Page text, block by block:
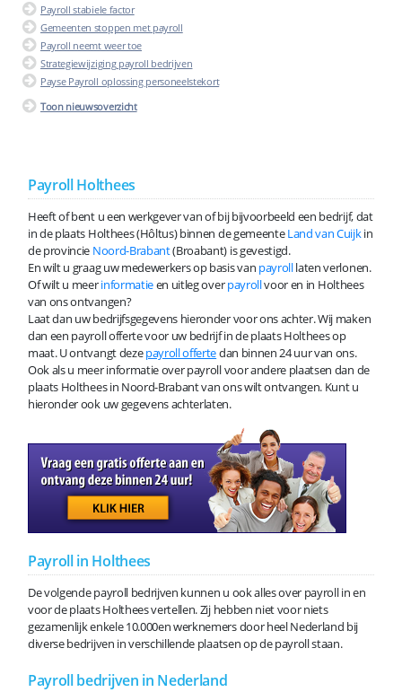
Payroll stabiele factor
Gemeenten stoppen met payroll
Payroll neemt weer toe
Strategiewijziging payroll bedrijven
Payse Payroll oplossing personeelstekort
Toon nieuwsoverzicht
Payroll Holthees
Heeft of bent u een werkgever van of bij bijvoorbeeld een bedrijf, dat
in de plaats Holthees (Hôltus) binnen de gemeenteLand van Cuijkin
de provincie Noord-Brabant(Broabant) is gevestigd.
En wilt u graag uw medewerkers op basis van payrolllaten verlonen.
Of wilt u meerinformatieen uitleg overpayrollvoor en in Holthees
van ons ontvangen?
Laat dan uw bedrijfsgegevens hieronder voor ons achter. Wij maken
dan een payroll offerte voor uw bedrijf in de plaats Holthees op
maat. U ontvangt dezepayroll offertedan binnen 24 uur van ons.
Ook als u meer informatie over payroll voor andere plaatsen dan de
plaats Holthees in Noord-Brabant van ons wilt ontvangen. Kunt u
hieronder ook uw gegevens achterlaten.
Payroll in Holthees
De volgende payroll bedrijven kunnen u ook alles over payroll in en
voor de plaats Holthees vertellen. Zij hebben niet voor niets
gezamenlijk enkele 10.000en werknemers door heel Nederland bij
diverse bedrijven in verschillende plaatsen op de payroll staan.
Payroll bedrijven in Nederland